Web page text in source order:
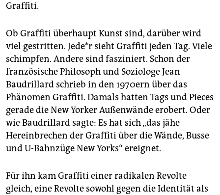
Graffiti.
Ob Graffiti überhaupt Kunst sind, darüber wird
viel gestritten. Je­de*r sieht Graffiti jeden Tag. Viele
schimpfen. Andere sind fasziniert. Schon der
französische Philosoph und Soziologe Jean
Baudrillard schrieb in den 1970ern über das
Phänomen Graffiti. Damals hatten Tags und Pieces
gerade die New Yorker Außenwände erobert. Oder
wie Baudrillard sagte: Es hat sich „das jähe
Hereinbrechen der Graffiti über die Wände, Busse
und U-Bahnzüge New Yorks“ ereignet.
Für ihn kam Graffiti einer radikalen Revolte
gleich, eine Revolte sowohl gegen die Identität als